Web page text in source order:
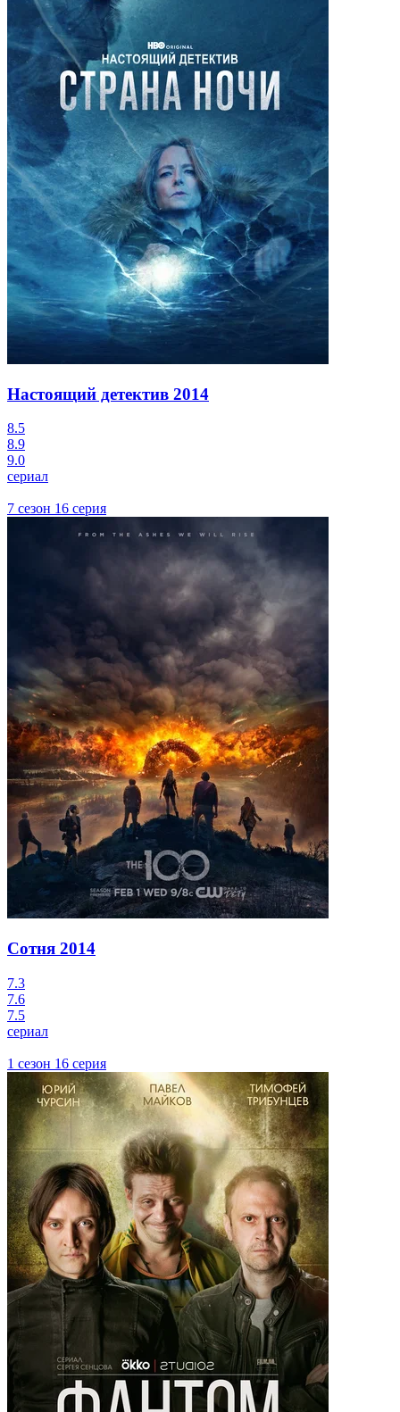
Настоящий детектив 2014
8.5
8.9
9.0
сериал
7 сезон 16 серия
Сотня 2014
7.3
7.6
7.5
сериал
1 сезон 16 серия